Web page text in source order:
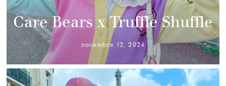
Care Bears x Truffle Shuffle
novembre 12, 2024